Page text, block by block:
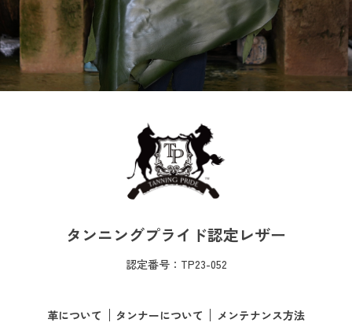
タンニングプライド認定レザー
認定番号：TP23-052
革について タンナーについて メンテナンス方法